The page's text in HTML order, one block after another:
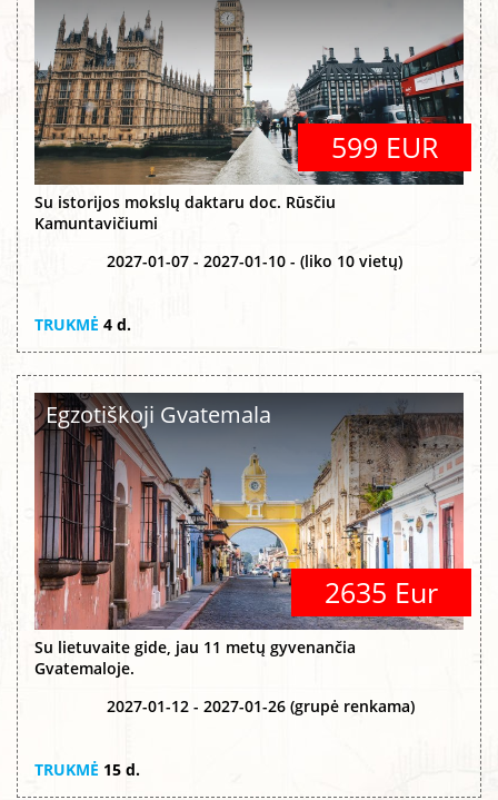
599 EUR
Su istorijos mokslų daktaru doc. Rūsčiu
Kamuntavičiumi
2027-01-07 - 2027-01-10 - (liko 10 vietų)
TRUKMĖ 4 d.
Egzotiškoji Gvatemala
2635 Eur
Su lietuvaite gide, jau 11 metų gyvenančia
Gvatemaloje.
2027-01-12 - 2027-01-26 (grupė renkama)
TRUKMĖ 15 d.